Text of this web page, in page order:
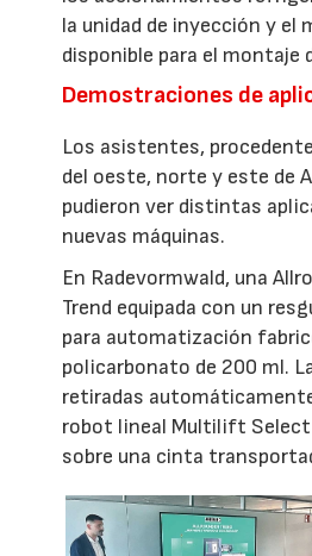
la unidad de inyección y el
disponible para el montaje
Demostraciones de
Los asistentes,
del oeste, norte y este de
pudieron ver distintas
nuevas máquinas.
En Radevormwald, una
Trend equipada con un
para automatización
policarbonato de 200 ml.
retiradas
robot lineal Multilift
sobre una cinta